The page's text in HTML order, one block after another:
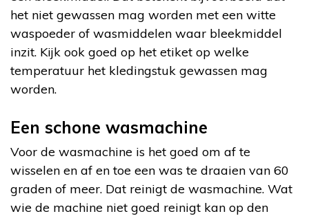
het niet gewassen mag worden met een witte
waspoeder of wasmiddelen waar bleekmiddel
inzit. Kijk ook goed op het etiket op welke
temperatuur het kledingstuk gewassen mag
worden.
Een schone wasmachine
Voor de wasmachine is het goed om af te
wisselen en af en toe een was te draaien van 60
graden of meer. Dat reinigt de wasmachine. Wat
wie de machine niet goed reinigt kan op den